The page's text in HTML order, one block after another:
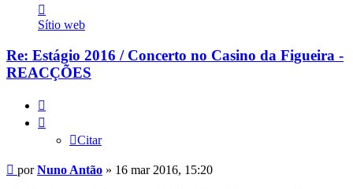
Nuno
Antão
Sítio web
Re: Estágio 2016 / Concerto no Casino da Figueira -
REACÇÕES
Citar
Mensagem
porNuno Antão » 16 mar 2016, 15:20